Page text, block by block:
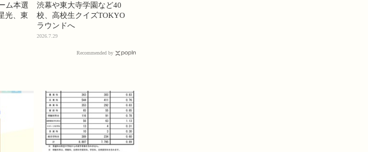
ム本選
光、東
渋幕や東大寺学園など40
校、高校生クイズTOKYO
ラウンドへ
2026.7.29
Recommended by